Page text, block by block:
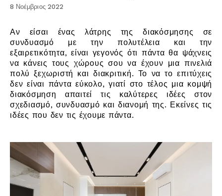
8 Νοέμβριος 2022
Αν είσαι ένας λάτρης της διακόσμησης σε
συνδυασμό με την πολυτέλεια και την
εξαιρετικότητα, είναι γεγονός ότι πάντα θα ψάχνεις
να κάνεις τους χώρους σου να έχουν μια πινελιά
πολύ ξεχωριστή και διακριτική. Το να το επιτύχεις
δεν είναι πάντα εύκολο, γιατί στο τέλος μια κομψή
διακόσμηση απαιτεί τις καλύτερες ιδέες στον
σχεδιασμό, συνδυασμό και διανομή της. Εκείνες τις
ιδέες που δεν τις έχουμε πάντα.